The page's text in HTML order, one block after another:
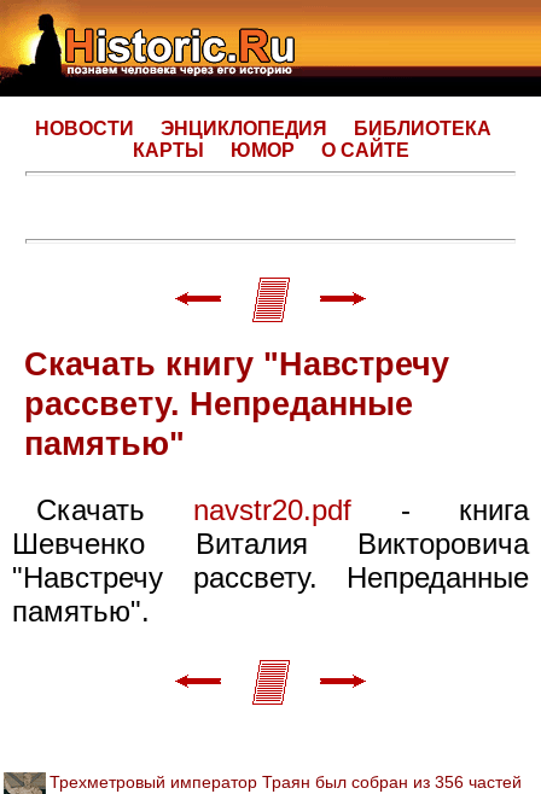
НОВОСТИ ЭНЦИКЛОПЕДИЯ
БИБЛИОТЕКА
КАРТЫ
ЮМОР О САЙТЕ
Скачать книгу "Навстречу
рассвету. Непреданные
памятью"
Скачать navstr20.pdf - книга
Шевченко Виталия Викторовича
"Навстречу рассвету. Непреданные
памятью".
Трехметровый император Траян был собран из 356 частей